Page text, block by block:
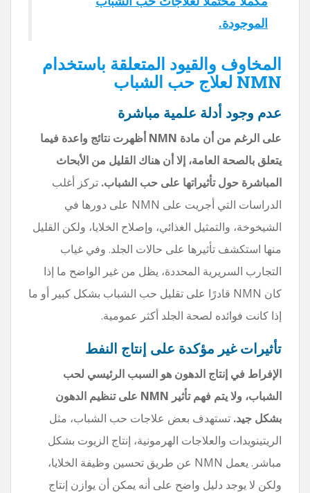
الموجودة.
المخاوف والقيود المتعلقة باستخدام
NMN لعلاج حب الشباب
عدم وجود أدلة علمية مباشرة
على الرغم من أن مادة NMN أظهرت نتائج واعدة فيما
يتعلق بالصحة العامة، إلا أن هناك القليل من الأبحاث
المباشرة حول تأثيراتها على حب الشباب. تركز أغلب
الدراسات التي أجريت على NMN على دورها في
الشيخوخة، والتمثيل الغذائي، وإصلاح الخلايا، ولكن القليل
منها استكشف تأثيرها على حالات الجلد. وفي غياب
التجارب السريرية المحددة، يظل من غير الواضح ما إذا
كان NMN قادرًا على تقليل حب الشباب بشكل كبير أو ما
إذا كانت فوائده لصحة الجلد أكثر عمومية.
تأثيرات غير مؤكدة على إنتاج النفط
الإفراط في إنتاج الدهون هو السبب الرئيسي لحب
الشباب، ولا يتم فهم تأثير NMN على تنظيم الدهون
بشكل جيد. تستهدف بعض علاجات حب الشباب، مثل
الريتينويدات والعلاجات الهرمونية، إنتاج الزيوت بشكل
مباشر. يعمل NMN عن طريق تحسين وظيفة الخلايا،
ولكن لا يوجد دليل واضح على أنه يمكن أن يوازن إنتاج